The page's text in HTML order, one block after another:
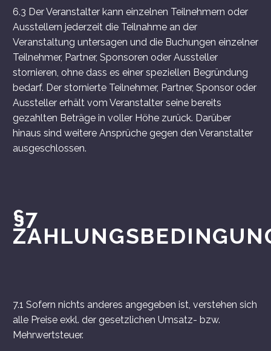
6.3 Der Veranstalter kann einzelnen Teilnehmern oder
Ausstellern jederzeit die Teilnahme an der
Veranstaltung untersagen und die Buchungen einzelner
Teilnehmer, Partner, Sponsoren oder Aussteller
stornieren, ohne dass es einer speziellen Begründung
bedarf. Der stornierte Teilnehmer, Partner, Sponsor oder
Aussteller erhält vom Veranstalter seine bereits
gezahlten Beträge in voller Höhe zurück. Darüber
hinaus sind weitere Ansprüche gegen den Veranstalter
ausgeschlossen.
§7
7.1 Sofern nichts anderes angegeben ist, verstehen sich
alle Preise exkl. der gesetzlichen Umsatz- bzw.
Mehrwertsteuer.